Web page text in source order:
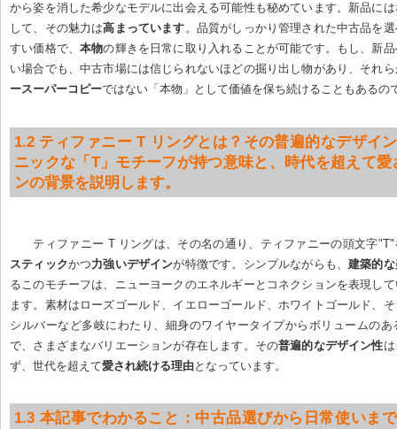
から姿を消した希少なモデルに出会える可能性も秘めています。新品に
して、その魅力は高まっています。品質がしっかり管理された中古品を
すい価格で、本物の輝きを日常に取り入れることが可能です。もし、新
い場合でも、中古市場には信じられないほどの掘り出し物があり、それ
ースーパーコピーではない「本物」として価値を保ち続けることもあるの
1.2 ティファニー T リングとは？その普遍的なデザイ
ニックな「T」モチーフが持つ意味と、時代を超えて愛
ンの背景を説明します。
ティファニー T リングは、その名の通り、ティファニーの頭文字
スティックかつ力強いデザインが特徴です。シンプルながらも、建築的
るこのモチーフは、ニューヨークのエネルギーとコネクションを表現し
ます。素材はローズゴールド、イエローゴールド、ホワイトゴールド、
シルバーなど多岐にわたり、細身のワイヤータイプからボリュームのあ
で、さまざまなバリエーションが存在します。その普遍的なデザイン性
ず、世代を超えて愛され続ける理由となっています。
1.3 本記事でわかること：中古品選びから日常使いま